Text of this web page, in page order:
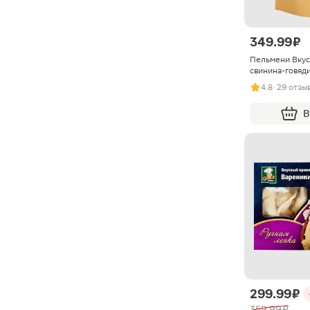
349.99 ₽
Пельмени
свинина-
4.8· 29
299.99 ₽